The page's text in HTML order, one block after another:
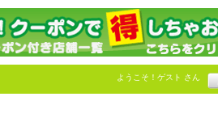
ようこそ！ ゲスト さん